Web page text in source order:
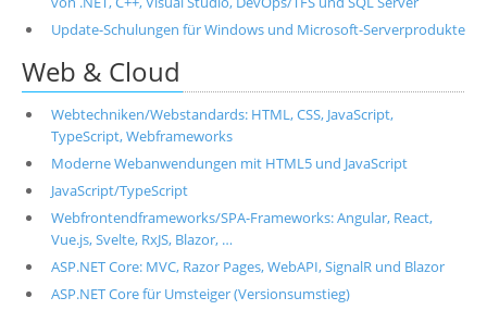
Update-Schulungen für Windows und Microsoft-Serverprodukte
Web & Cloud
Webtechniken/Webstandards: HTML, CSS, JavaScript,
TypeScript, Webframeworks
Moderne Webanwendungen mit HTML5 und JavaScript
JavaScript/TypeScript
Webfrontendframeworks/SPA-Frameworks: Angular, React,
Vue.js, Svelte, RxJS, Blazor, …
ASP.NET Core: MVC, Razor Pages, WebAPI, SignalR und Blazor
ASP.NET Core für Umsteiger (Versionsumstieg)